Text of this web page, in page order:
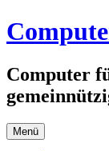
Zum
Inhalt
Computer
Menü